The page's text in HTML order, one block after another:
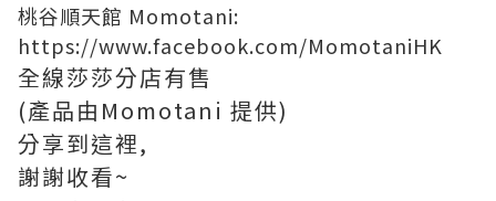
桃谷順天館 Momotani:
https://www.facebook.com/MomotaniHK
全線莎莎分店有售
(產品由Momotani 提供)
分享到這裡,
謝謝收看~